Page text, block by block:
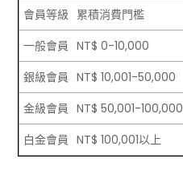
會員等級 累積消費門檻
一般會員 NT$ 0-10,000
銀級會員 NT$ 10,001-50,000
金級會員 NT$ 50,001-100,000
白金會員 NT$ 100,001以上